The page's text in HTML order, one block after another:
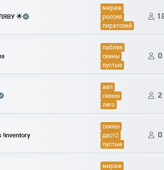
🌟
мираж
россия
пиратский
паблик
скины
пустые
0
авп
скины
лего
2
!inventory
скины
даст2
пустые
0
мираж